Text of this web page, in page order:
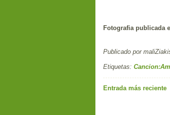
Fotografia publicada
Publicado por
Etiquetas:
Entrada más reciente